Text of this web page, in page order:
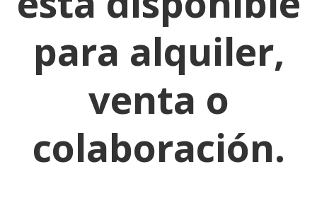
para alquiler,
venta o
colaboración.